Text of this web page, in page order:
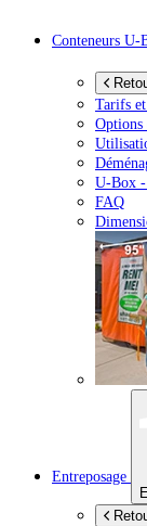
Conteneurs U-
Tarifs
Options
U-Box -
FAQ
Entreposage